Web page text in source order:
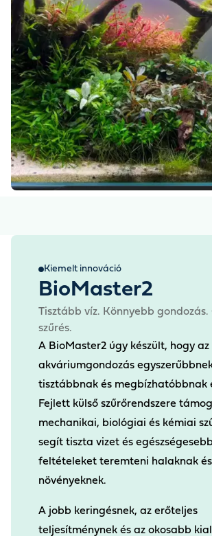
Kiemelt innováció
BioMaster2
Tisztább víz. Könnyebb gondozás.
szűrés.
A BioMaster2 úgy készült, hogy az
akváriumgondozás
tisztábbnak és megbízhatóbbnak
Fejlett külső szűrőrendszere
mechanikai, biológiai és kémiai
segít tiszta vizet és egészségesebb
feltételeket teremteni halaknak és
növényeknek.
A jobb keringésnek, az erőteljes
teljesítménynek és az okosabb